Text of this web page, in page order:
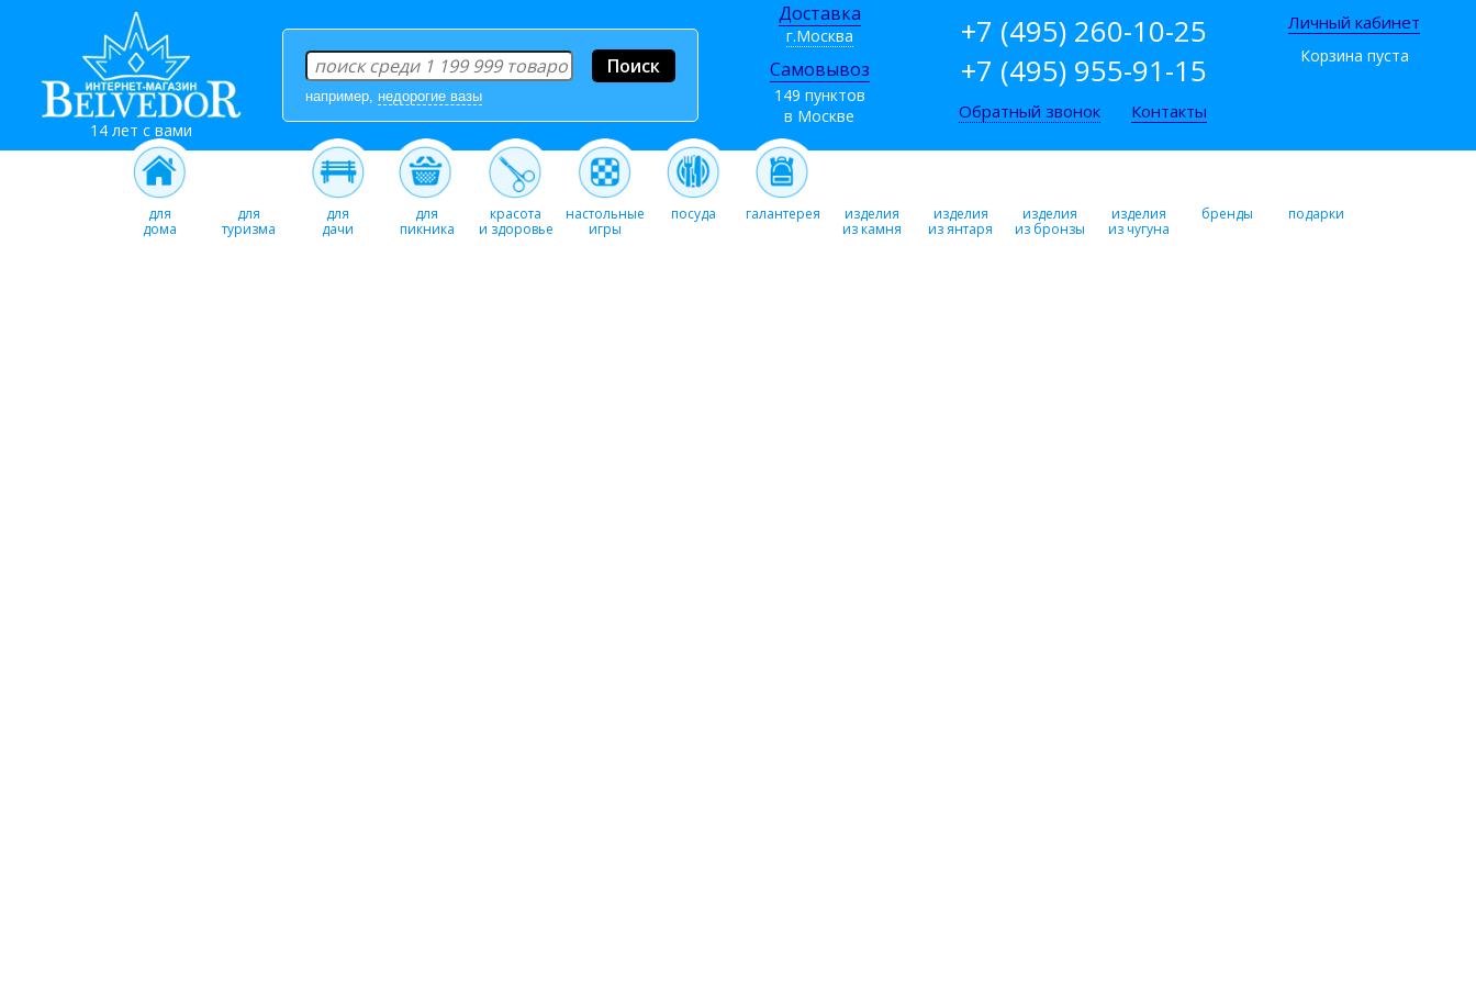
14 лет с вами
например, недорогие вазы
Доставка
г.Москва
Самовывоз
149 пунктов
в Москве
+7 (495) 260-10-25
+7 (495) 955-91-15
Обратный звонок Контакты
Личный кабинет
Корзина пуста
для
дома
для
туризма
для
дачи
для
пикника
красота
и здоровье
настольные
игры
посуда галантерея
изделия
из камня
изделия
из янтаря
изделия
из бронзы
изделия
из чугуна
бренды подарки